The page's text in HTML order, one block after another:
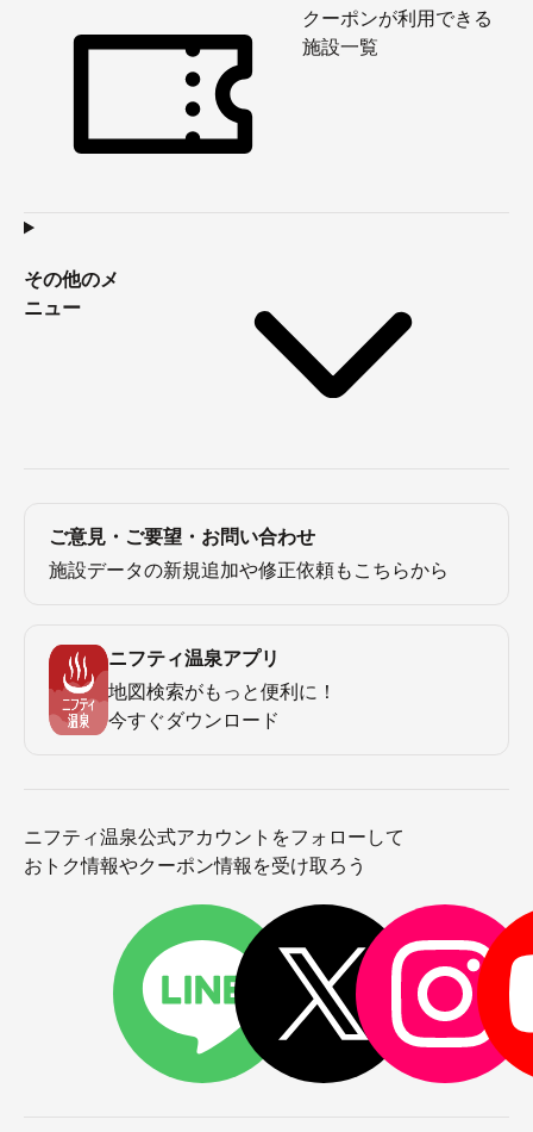
クーポンが利用できる
施設一覧
その他のメ
ニュー
ご意見・ご要望・お問い合わせ
施設データの新規追加や修正依頼もこちらから
ニフティ温泉アプリ
地図検索がもっと便利に！
今すぐダウンロード
ニフティ温泉公式アカウントをフォローして
おトク情報やクーポン情報を受け取ろう